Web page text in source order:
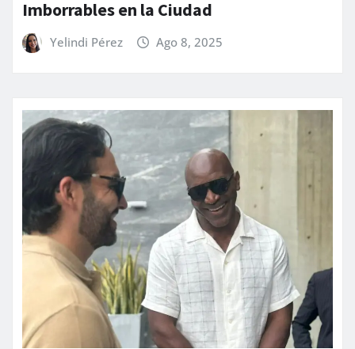
Imborrables en la Ciudad
Yelindi Pérez Ago 8, 2025